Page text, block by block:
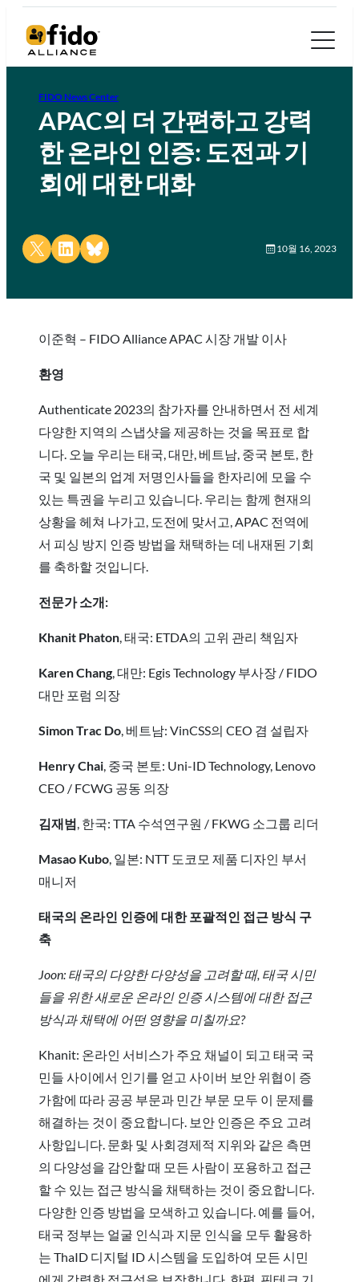
FIDO News Center
APAC의 더 간편하고 강력
한 온라인 인증: 도전과 기
회에 대한 대화
Share on X Share on LinkedIn
Share on Bluesky 10월 16, 2023
이준혁 – FIDO Alliance APAC 시장 개발 이사
환영
Authenticate 2023의 참가자를 안내하면서 전 세계
다양한 지역의 스냅샷을 제공하는 것을 목표로 합
니다. 오늘 우리는 태국, 대만, 베트남, 중국 본토, 한
국 및 일본의 업계 저명인사들을 한자리에 모을 수
있는 특권을 누리고 있습니다. 우리는 함께 현재의
상황을 헤쳐 나가고, 도전에 맞서고, APAC 전역에
서 피싱 방지 인증 방법을 채택하는 데 내재된 기회
를 축하할 것입니다.
전문가 소개:
Khanit Phaton, 태국: ETDA의 고위 관리 책임자
Karen Chang, 대만: Egis Technology 부사장 / FIDO
대만 포럼 의장
Simon Trac Do, 베트남: VinCSS의 CEO 겸 설립자
Henry Chai, 중국 본토: Uni-ID Technology, Lenovo
CEO / FCWG 공동 의장
김재범, 한국: TTA 수석연구원 / FKWG 소그룹 리더
Masao Kubo, 일본: NTT 도코모 제품 디자인 부서
매니저
태국의 온라인 인증에 대한 포괄적인 접근 방식 구
축
Joon: 태국의 다양한 다양성을 고려할 때, 태국 시민
들을 위한 새로운 온라인 인증 시스템에 대한 접근
방식과 채택에 어떤 영향을 미칠까요?
Khanit: 온라인 서비스가 주요 채널이 되고 태국 국
민들 사이에서 인기를 얻고 사이버 보안 위협이 증
가함에 따라 공공 부문과 민간 부문 모두 이 문제를
해결하는 것이 중요합니다. 보안 인증은 주요 고려
사항입니다. 문화 및 사회경제적 지위와 같은 측면
의 다양성을 감안할 때 모든 사람이 포용하고 접근
할 수 있는 접근 방식을 채택하는 것이 중요합니다.
다양한 인증 방법을 모색하고 있습니다. 예를 들어,
태국 정부는 얼굴 인식과 지문 인식을 모두 활용하
는 ThaID 디지털 ID 시스템을 도입하여 모든 시민